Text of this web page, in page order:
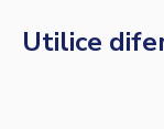
Utilice